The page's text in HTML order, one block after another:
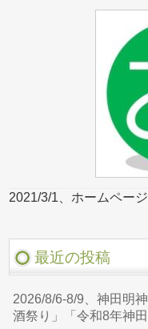
2021/3/1、ホームペー
最近の投稿
2026/8/6-8/9、神田明
酒祭り」「令和8年神